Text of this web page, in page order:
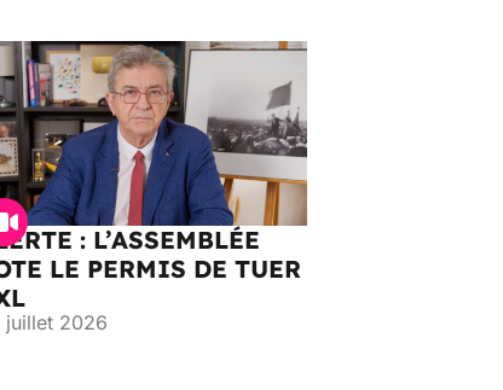
: L’ASSEMBLÉE
LE PERMIS DE TUER
juillet 2026